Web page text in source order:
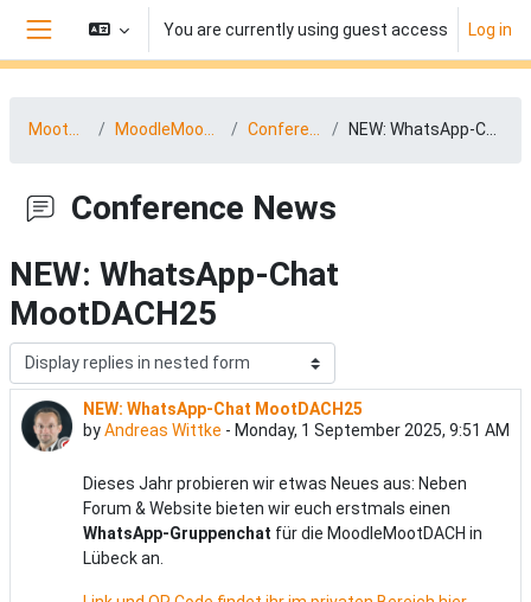
Skip to main content
Side panel
You are currently using guest access Log in
MootDACH25 MoodleMoot DACH News Conference News NEW: WhatsApp-Chat MootDACH25
Conference News
NEW: WhatsApp-Chat
MootDACH25
Display mode
NEW: WhatsApp-Chat MootDACH25
byAndreas Wittke - Monday, 1 September 2025, 9:51 AM
Number of replies: 0
Dieses Jahr probieren wir etwas Neues aus: Neben
Forum & Website bieten wir euch erstmals einen
WhatsApp-Gruppenchat für die MoodleMootDACH in
Lübeck an.